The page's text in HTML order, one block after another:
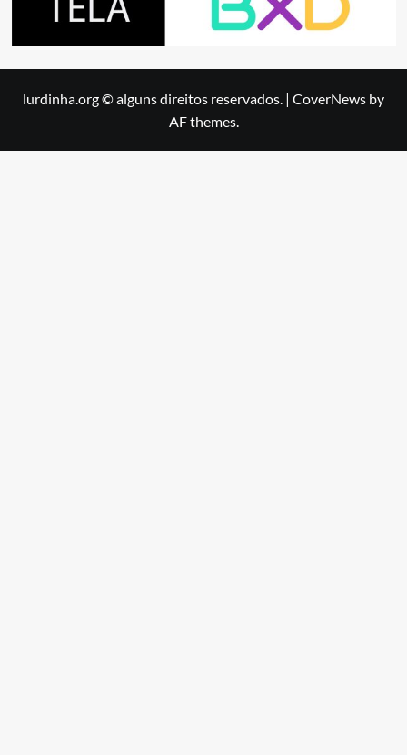
lurdinha.org © alguns direitos reservados. | CoverNews by
AF themes.